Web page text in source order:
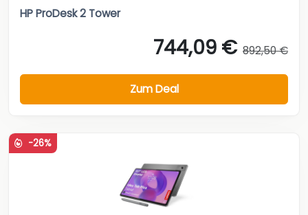
HP ProDesk 2 Tower
744,09 € 892,50 €
Zum Deal
-26%